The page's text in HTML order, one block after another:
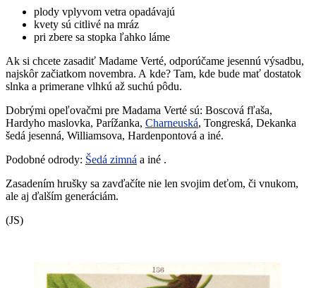
plody vplyvom vetra opadávajú
kvety sú citlivé na mráz
pri zbere sa stopka ľahko láme
Ak si chcete zasadiť Madame Verté, odporúčame jesennú výsadbu,
najskôr začiatkom novembra. A kde? Tam, kde bude mať dostatok
slnka a primerane vlhkú až suchú pôdu.
Dobrými opeľovačmi pre Madama Verté sú: Boscová fľaša,
Hardyho maslovka, Parížanka, Charneuská, Tongreská, Dekanka
šedá jesenná, Williamsova, Hardenpontová a iné.
Podobné odrody: Šedá zimná a iné .
Zasadením hrušky sa zavďačíte nie len svojim deťom, či vnukom,
ale aj ďalším generáciám.
(JS)